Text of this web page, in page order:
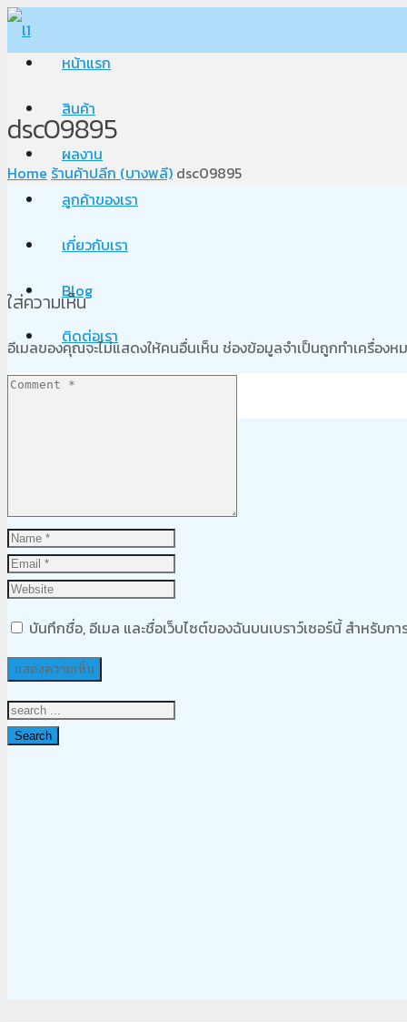
หน้าแรก
สินค้า
ผลงาน
ลูกค้าของเรา
เกี่ยวกับเรา
Blog
ติดต่อเรา
dsc09895
Home ร้านค้าปลีก (บางพลี) dsc09895
ใส่ความเห็น
อีเมลของคุณจะไม่แสดงให้คนอื่นเห็น ช่องข้อมูลจำเป็นถูกทำเครื่องห
บันทึกชื่อ, อีเมล และชื่อเว็บไซต์ของฉันบนเบราว์เซอร์นี้ สำหรับก
Search